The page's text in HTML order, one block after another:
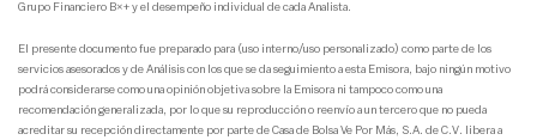
Grupo Financiero B×+ y el desempeño individual de cada Analista.
El presente documento fue preparado para (uso interno/uso personalizado) como parte de los
servicios asesorados y de Análisis con los que se da seguimiento a esta Emisora, bajo ningún motivo
podrá considerarse como una opinión objetiva sobre la Emisora ni tampoco como una
recomendación generalizada, por lo que su reproducción o reenvío a un tercero que no pueda
acreditar su recepción directamente por parte de Casa de Bolsa Ve Por Más, S.A. de C.V. libera a